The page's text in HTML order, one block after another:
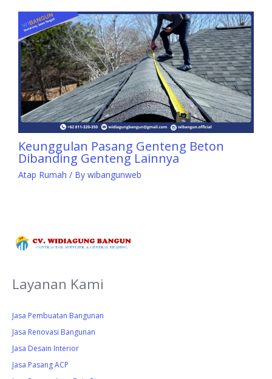
Keunggulan Pasang Genteng Beton
Dibanding Genteng Lainnya
Atap Rumah / By wibangunweb
Layanan Kami
Jasa Pembuatan Bangunan
Jasa Renovasi Bangunan
Jasa Desain Interior
Jasa Pasang ACP